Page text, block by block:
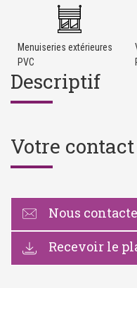
Menuiseries extérieures
PVC
Descriptif
Votre contact
Nous
Recevoir le